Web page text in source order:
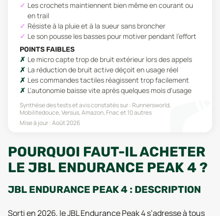
Les crochets maintiennent bien même en courant ou
en trail
Résiste à la pluie et à la sueur sans broncher
Le son pousse les basses pour motiver pendant l'effort
POINTS FAIBLES
Le micro capte trop de bruit extérieur lors des appels
La réduction de bruit active déçoit en usage réel
Les commandes tactiles réagissent trop facilement
L'autonomie baisse vite après quelques mois d'usage
Synthèse des tests et avis constatés sur : Runnersworld,
Mobilitedouce, Versus, Amazon, Fnacet 10 autres
Mise à jour :Août 2026
POURQUOI FAUT-IL ACHETER
LE JBL ENDURANCE PEAK 4 ?
JBL ENDURANCE PEAK 4 : DESCRIPTION
Sorti en 2026, le JBL Endurance Peak 4 s’adresse à tous